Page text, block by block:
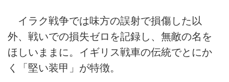
イラク戦争では味方の誤射で損傷した以
外、戦いでの損失ゼロを記録し、無敵の名を
ほしいままに。イギリス戦車の伝統でとにか
く「堅い装甲」が特徴。